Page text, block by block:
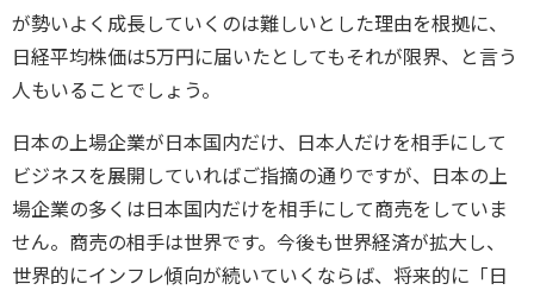
が勢いよく成長していくのは難しいとした理由を根拠に、
日経平均株価は5万円に届いたとしてもそれが限界、と言う
人もいることでしょう。
日本の上場企業が日本国内だけ、日本人だけを相手にして
ビジネスを展開していればご指摘の通りですが、日本の上
場企業の多くは日本国内だけを相手にして商売をしていま
せん。商売の相手は世界です。今後も世界経済が拡大し、
世界的にインフレ傾向が続いていくならば、将来的に「日